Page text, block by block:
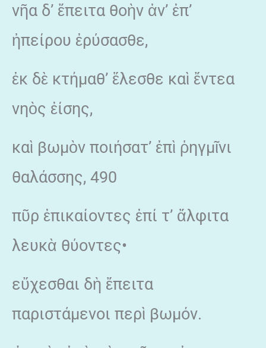
νῆα δ’ ἔπειτα θοὴν ἀν’ ἐπ’
ἠπείρου ἐρύσασθε,
ἐκ δὲ κτήμαθ’ ἕλεσθε καὶ ἔντεα
νηὸς ἐίσης,
καὶ βωμὸν ποιήσατ’ ἐπὶ ῥηγμῖνι
θαλάσσης, 490
πῦρ ἐπικαίοντες ἐπί τ’ ἄλφιτα
λευκὰ θύοντες•
εὔχεσθαι δὴ ἔπειτα
παριστάμενοι περὶ βωμόν.